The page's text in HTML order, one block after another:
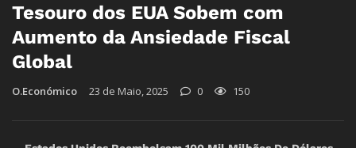
Tesouro dos EUA Sobem com
Aumento da Ansiedade Fiscal
Global
O.Económico 23 de Maio, 2025 0 150